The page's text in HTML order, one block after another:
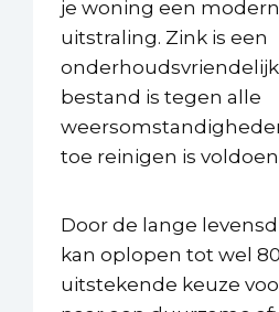
je woning een
uitstraling. Zink is een
bestand is tegen alle
toe reinigen is
Door de lange
kan oplopen tot wel
uitstekende keuze